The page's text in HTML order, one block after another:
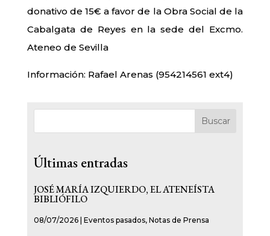
donativo de 15€ a favor de la Obra Social de la
Cabalgata de Reyes en la sede del Excmo.
Ateneo de Sevilla
Información: Rafael Arenas (954214561 ext4)
Buscar
Últimas entradas
JOSÉ MARÍA IZQUIERDO, EL ATENEÍSTA
BIBLIÓFILO
08/07/2026| Eventos pasados, Notas de Prensa